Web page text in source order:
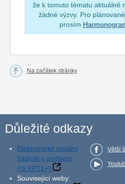
že k tomuto tématu aktuálně
žádné výzvy. Pro
prosím
Na začátek stránky
Důležité odkazy
Elektronické podání
žádosti o podporu
(IS KP21+)
Související weby:
Větší